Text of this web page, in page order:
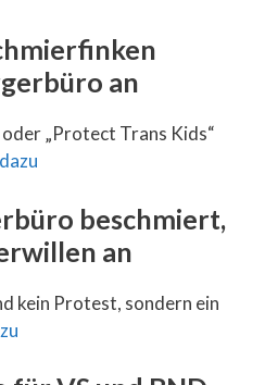
an
„Protect Trans Kids“
beschmiert,
an
kein Protest, sondern ein